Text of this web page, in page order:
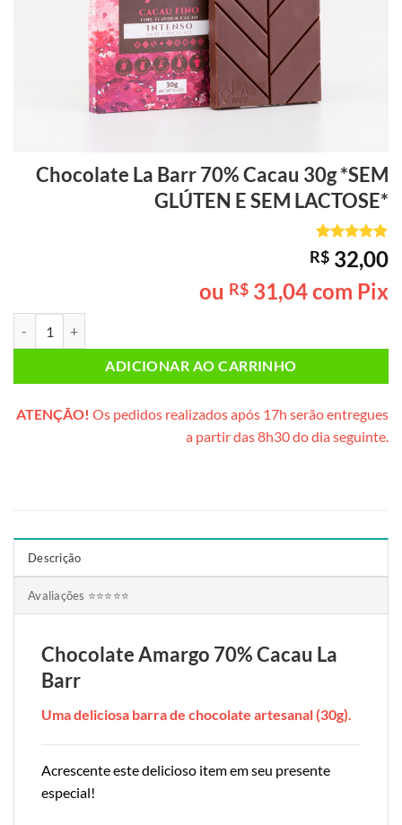
Chocolate La Barr 70% Cacau 30g *SEM
GLÚTEN E SEM LACTOSE*
Avaliado
como5de
5, com
baseado em
1
R$ 32,00
ou R$ 31,04com Pix
ADICIONAR AO CARRINHO
ATENÇÃO! Os pedidos realizados após 17h serão entregues
a partir das 8h30 do dia seguinte.
Descrição
Avaliações ⭐⭐⭐⭐⭐
Chocolate Amargo 70% Cacau La
Barr
Uma deliciosa barra de chocolate artesanal (30g).
Acrescente este delicioso item em seu presente
especial!